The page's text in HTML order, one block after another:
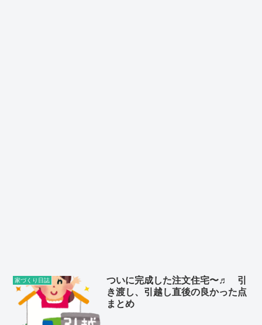
家づくり日誌
ついに完成した注文住宅〜♬ 引
き渡し、引越し直後の良かった点
まとめ